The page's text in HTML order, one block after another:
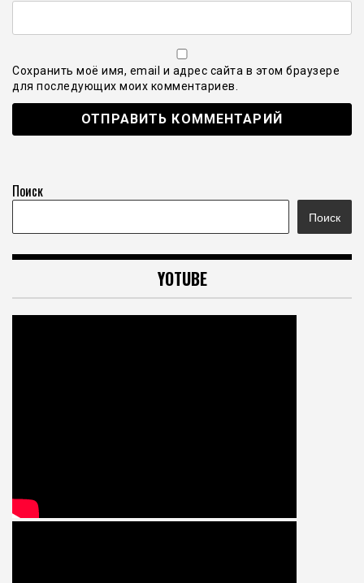
Сохранить моё имя, email и адрес сайта в этом браузере
для последующих моих комментариев.
Поиск
Поиск
YOTUBE